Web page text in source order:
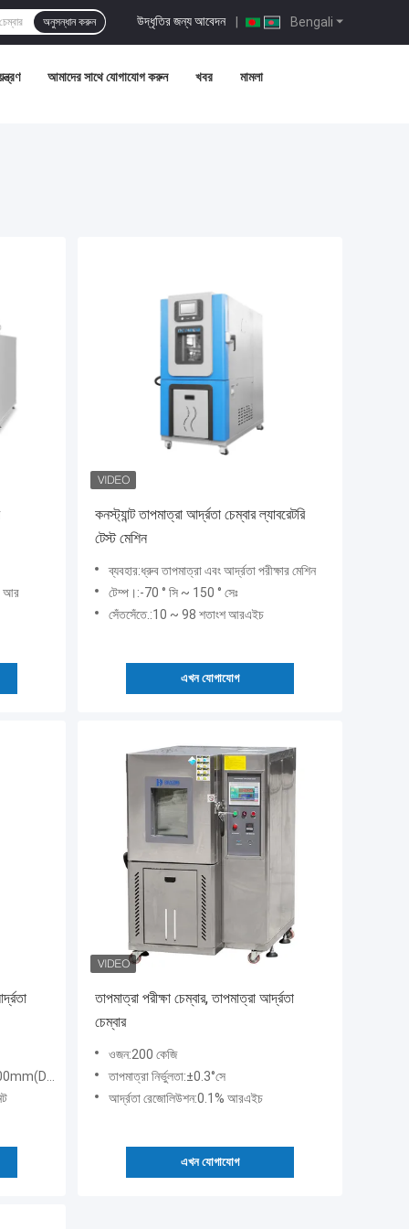
Bengali
উদ্ধৃতির জন্য আবেদন |
অনুসন্ধান করুন
আমাদের সাথে যোগাযোগ করুন খবর মামলা
আর
কনস্ট্যান্ট তাপমাত্রা আর্দ্রতা চেম্বার ল্যাবরেটরি
টেস্ট মেশিন
ব্যবহার:ধ্রুব তাপমাত্রা এবং আর্দ্রতা পরীক্ষার মেশিন
টেম্প।:-70 ° সি ~ 150 ° সেঃ
সেঁতসেঁতে.:10 ~ 98 শতাংশ আরএইচ
এখন যোগাযোগ
500mm(H)
তাপমাত্রা পরীক্ষা চেম্বার, তাপমাত্রা আর্দ্রতা
চেম্বার
ওজন:200 কেজি
তাপমাত্রা নির্ভুলতা:±0.3°সে
আর্দ্রতা রেজোলিউশন:0.1% আরএইচ
এখন যোগাযোগ